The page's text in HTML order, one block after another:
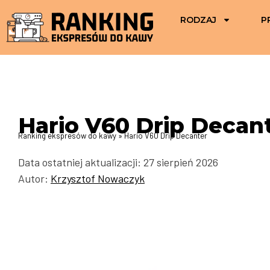
RODZAJ
Hario V60 Drip
Ranking ekspresów do kawy»Hario V60 Drip Decanter
Data ostatniej aktualizacji: 27 sierpień 2026
Autor: Krzysztof Nowaczyk